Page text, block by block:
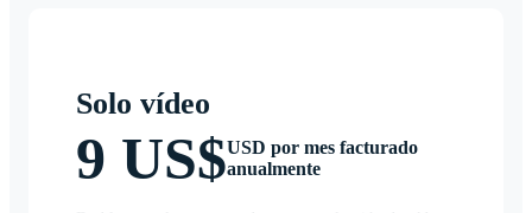
Solo vídeo
9 US$USD por mes facturado
anualmente